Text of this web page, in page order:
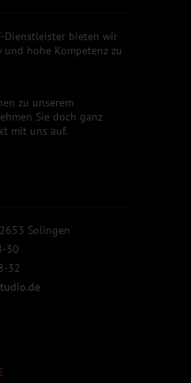
Dienstleister bieten wir
hohe Kompetenz zu
zu unserem
Sie doch ganz
mit uns auf.
Solingen
30
32